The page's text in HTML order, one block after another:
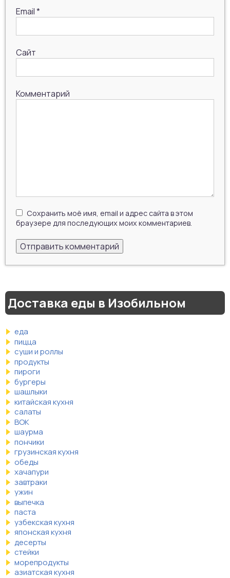
Email*
Сайт
Комментарий
Сохранить моё имя, email и адрес сайта в этом
браузере для последующих моих комментариев.
Доставка еды в Изобильном
еда
пицца
суши и роллы
продукты
пироги
бургеры
шашлыки
китайская кухня
салаты
ВОК
шаурма
пончики
грузинская кухня
обеды
хачапури
завтраки
ужин
выпечка
паста
узбекская кухня
японская кухня
десерты
стейки
морепродукты
азиатская кухня